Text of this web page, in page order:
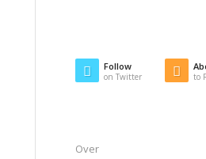
Follow
on Twitter to
Over